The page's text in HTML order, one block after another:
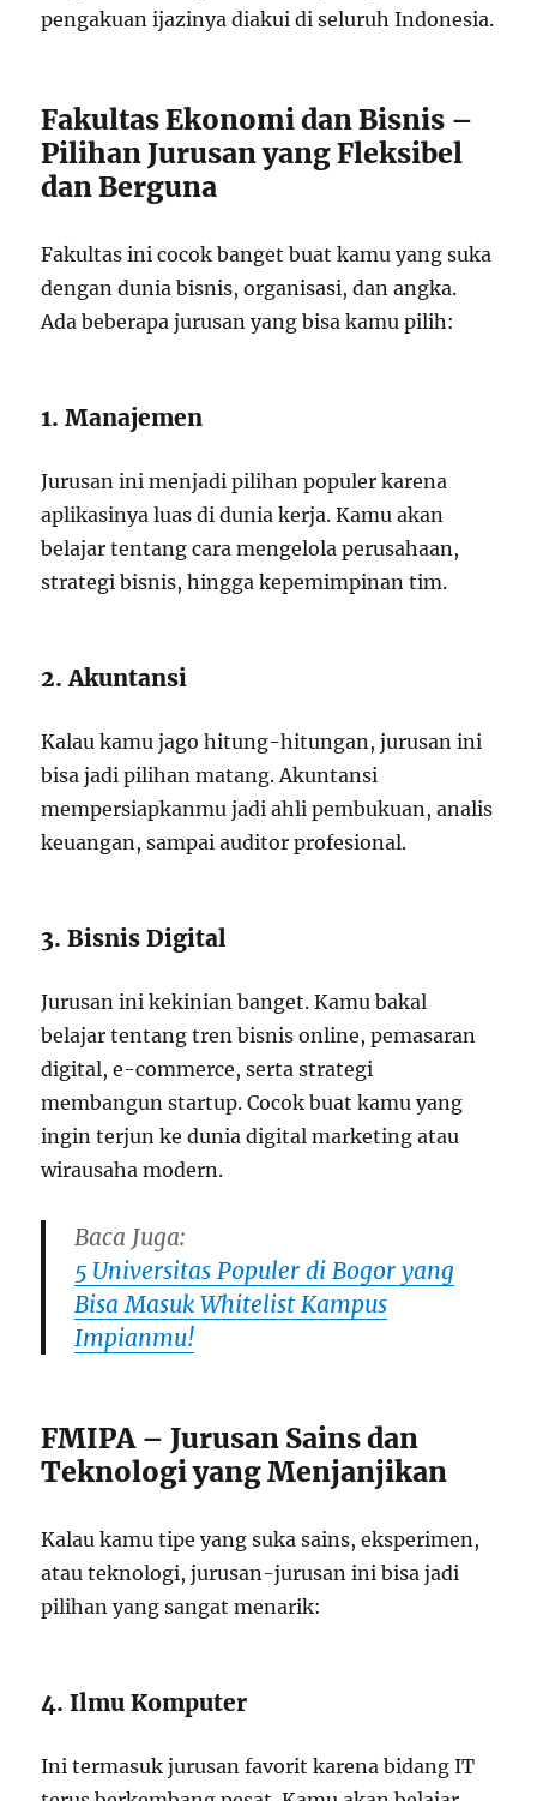
pengakuan ijazinya diakui di seluruh Indonesia.
Fakultas Ekonomi dan Bisnis –
Pilihan Jurusan yang Fleksibel
dan Berguna
Fakultas ini cocok banget buat kamu yang suka
dengan dunia bisnis, organisasi, dan angka.
Ada beberapa jurusan yang bisa kamu pilih:
1. Manajemen
Jurusan ini menjadi pilihan populer karena
aplikasinya luas di dunia kerja. Kamu akan
belajar tentang cara mengelola perusahaan,
strategi bisnis, hingga kepemimpinan tim.
2. Akuntansi
Kalau kamu jago hitung-hitungan, jurusan ini
bisa jadi pilihan matang. Akuntansi
mempersiapkanmu jadi ahli pembukuan, analis
keuangan, sampai auditor profesional.
3. Bisnis Digital
Jurusan ini kekinian banget. Kamu bakal
belajar tentang tren bisnis online, pemasaran
digital, e-commerce, serta strategi
membangun startup. Cocok buat kamu yang
ingin terjun ke dunia digital marketing atau
wirausaha modern.
Baca Juga:
5 Universitas Populer di Bogor yang
Bisa Masuk Whitelist Kampus
Impianmu!
FMIPA – Jurusan Sains dan
Teknologi yang Menjanjikan
Kalau kamu tipe yang suka sains, eksperimen,
atau teknologi, jurusan-jurusan ini bisa jadi
pilihan yang sangat menarik:
4. Ilmu Komputer
Ini termasuk jurusan favorit karena bidang IT